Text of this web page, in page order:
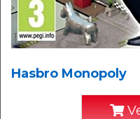
Hasbro Monopoly